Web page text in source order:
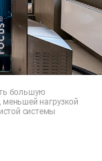
большую
нагрузкой
системы